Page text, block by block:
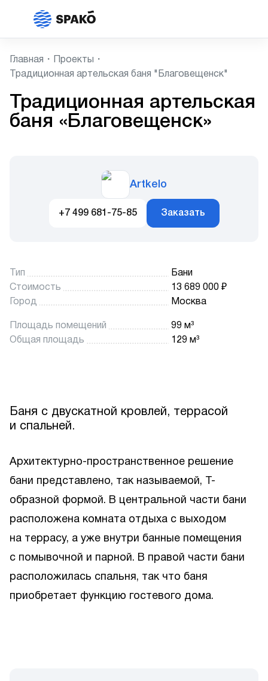
Главная
Проекты
Традиционная артельская баня "Благовещенск"
Традиционная артельская
баня «Благовещенск»
Artkelo
+7 499 681-75-85 Заказать
Тип
Бани
Стоимость
13 689 000 ₽
Город
Москва
Площадь помещений
99 м³
Общая площадь
129 м³
Баня с двускатной кровлей, террасой
и спальней.
Архитектурно-пространственное решение
бани представлено, так называемой, Т-
образной формой. В центральной части бани
расположена комната отдыха с выходом
на террасу, а уже внутри банные помещения
с помывочной и парной. В правой части бани
расположилась спальня, так что баня
приобретает функцию гостевого дома.